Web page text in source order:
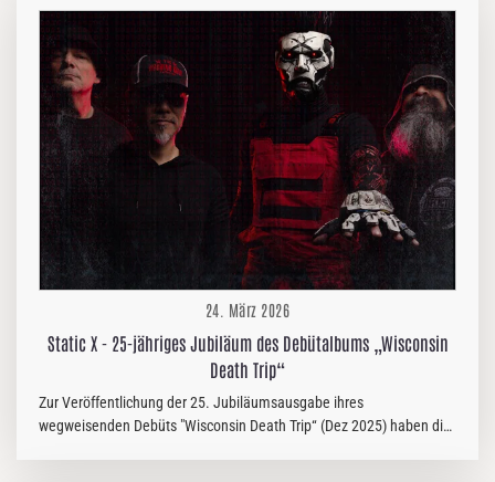
Mind wandelt Trotz in Verbundenheit um und macht jeden Refrain zu
einem Aufruf zum Kampf. Heavy, hymnisch und wie geschaffen für
die Bühne: "Who We Я" ist mehr als nur ein Song – es ist ein
Statement. Dust in Mind beschreitet neue, mutige Wege. Ständig
in…
24. März 2026
Static X - 25-jähriges Jubiläum des Debütalbums „Wisconsin
Death Trip“
Zur Veröffentlichung der 25. Jubiläumsausgabe ihres
wegweisenden Debüts "Wisconsin Death Trip“ (Dez 2025) haben die